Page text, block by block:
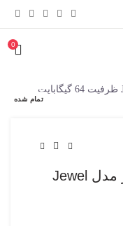
0
تمام شده
فلش مموری سیلیکون پاور مدل Jewel